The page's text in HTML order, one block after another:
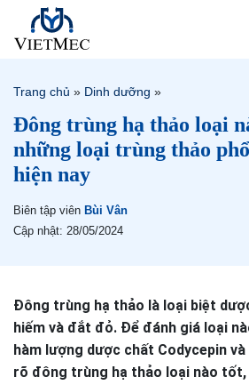
Trang chủ » Dinh dưỡng »
Đông trùng hạ thảo loại
những loại trùng thảo
hiện nay
Biên tập viên Bùi Vân
Cập nhật: 28/05/2024
Đông trùng hạ thảo là loại biệt
hiếm và đắt đỏ. Để đánh giá loại
hàm lượng dược chất Codycepin
rõ đông trùng hạ thảo loại nào tốt,